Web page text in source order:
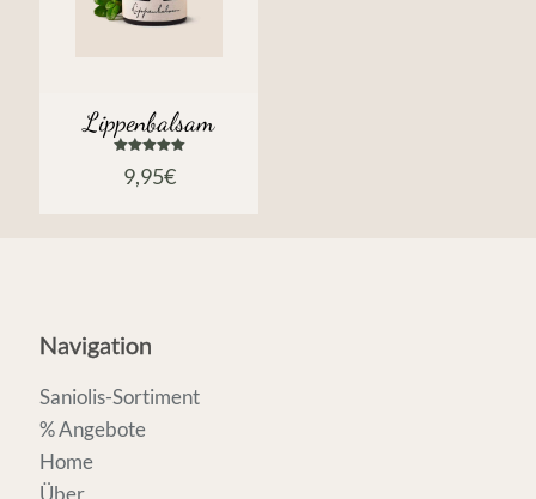
Lippenbalsam
mit
5.00
9,95€
Navigation
Saniolis-Sortiment
% Angebote
Home
Über